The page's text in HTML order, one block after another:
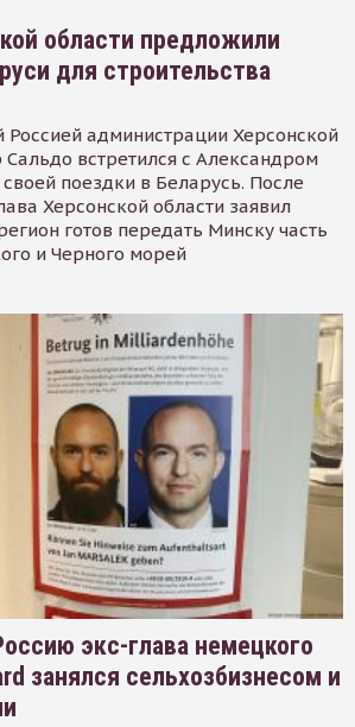
области предложили
для строительства
Россией администрации Херсонской
встретился с Александром
поездки в Беларусь. После
Херсонской области заявил
готов передать Минску часть
и Черного морей
экс-глава немецкого
занялся сельхозбизнесом и